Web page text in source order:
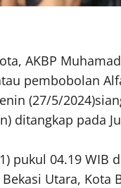
AKBP
pembobolan
(27/5/
ditangkap pada
pukul 04.19 WIB
Utara,